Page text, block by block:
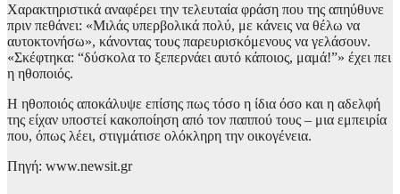
Χαρακτηριστικά αναφέρει την τελευταία φράση που της απηύθυνε
πριν πεθάνει: «Μιλάς υπερβολικά πολύ, με κάνεις να θέλω να
αυτοκτονήσω», κάνοντας τους παρευρισκόμενους να γελάσουν.
«Σκέφτηκα: “δύσκολα το ξεπερνάει αυτό κάποιος, μαμά!”» έχει πει
η ηθοποιός.
Η ηθοποιός αποκάλυψε επίσης πως τόσο η ίδια όσο και η αδελφή
της είχαν υποστεί κακοποίηση από τον παππού τους – μια εμπειρία
που, όπως λέει, στιγμάτισε ολόκληρη την οικογένεια.
Πηγή: www.newsit.gr